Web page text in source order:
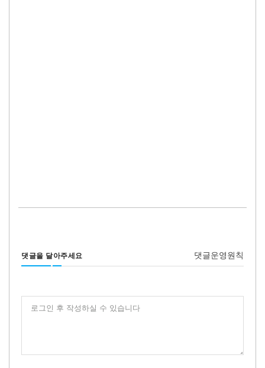
댓글을 달아주세요 댓글운영원칙
로그인 후 작성하실 수 있습니다